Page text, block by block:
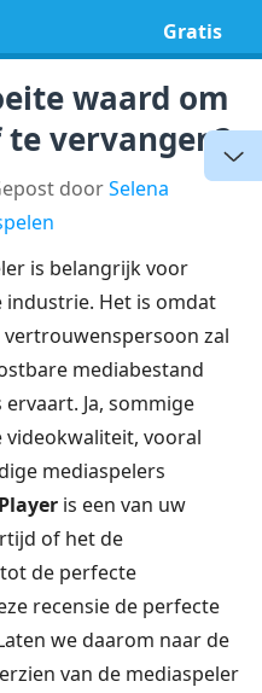
Gratis
waard om
vervangen?
doorSelena
is belangrijk voor
industrie. Het is omdat
zal
mediabestand
Ja, sommige
videokwaliteit, vooral
mediaspelers
is een van uw
of het de
de perfecte
recensie de perfecte
we daarom naar de
van de mediaspeler